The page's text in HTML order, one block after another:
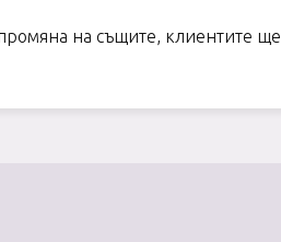
на същите, клиентите ще